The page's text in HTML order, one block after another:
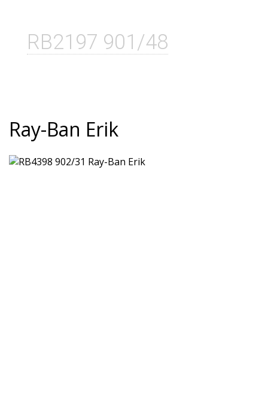
RB2197 901/48
Ray-Ban Erik